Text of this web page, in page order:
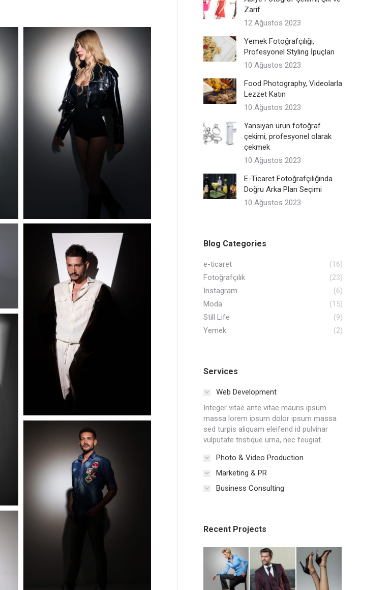
Zarif
12 Ağustos 2023
Yemek Fotoğrafçılığı,
Profesyonel Styling İpuçları
10 Ağustos 2023
Food Photography, Videolarla
Lezzet Katın
10 Ağustos 2023
Yansıyan ürün fotoğraf
çekimi, profesyonel olarak
çekmek
10 Ağustos 2023
E-Ticaret Fotoğrafçılığında
Doğru Arka Plan Seçimi
10 Ağustos 2023
Blog Categories
e-ticaret
(16)
Fotoğrafçılık
(23)
Instagram
(6)
Moda
(15)
Still Life
(9)
Yemek
(2)
Services
Web Development
Integer vitae ante vitae mauris ipsum
massa lorem ipsum dolor ipsum massa
sed turpis aliquam eleifend id pulvinar
vulputate tristique urna, nec feugiat.
Photo & Video Production
Marketing & PR
Business Consulting
Recent Projects